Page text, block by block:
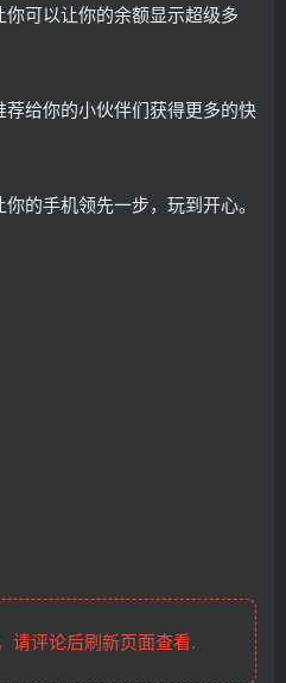
可以让你的余额显示超级多
给你的小伙伴们获得更多的快
的手机领先一步，玩到开心。
评论后刷新页面查看.